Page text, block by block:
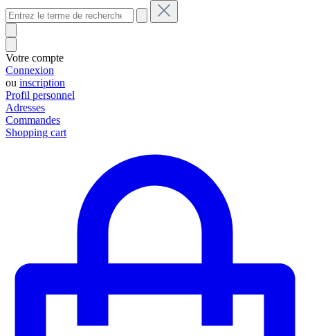
Votre compte
Connexion
ou inscription
Profil personnel
Adresses
Commandes
Shopping cart